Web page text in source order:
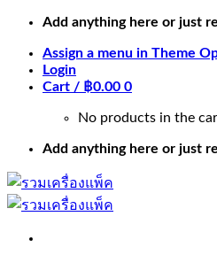
Skip
content
Add anything here or just
Assign a menu in Theme
Login
Cart / ฿0.00 0
No products in the
Add anything here or just